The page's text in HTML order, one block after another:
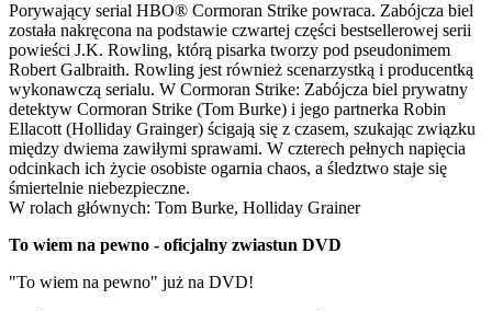
Porywający serial HBO® Cormoran Strike powraca. Zabójcza biel
została nakręcona na podstawie czwartej części bestsellerowej serii
powieści J.K. Rowling, którą pisarka tworzy pod pseudonimem
Robert Galbraith. Rowling jest również scenarzystką i producentką
wykonawczą serialu. W Cormoran Strike: Zabójcza biel prywatny
detektyw Cormoran Strike (Tom Burke) i jego partnerka Robin
Ellacott (Holliday Grainger) ścigają się z czasem, szukając związku
między dwiema zawiłymi sprawami. W czterech pełnych napięcia
odcinkach ich życie osobiste ogarnia chaos, a śledztwo staje się
śmiertelnie niebezpieczne.
W rolach głównych: Tom Burke, Holliday Grainer
To wiem na pewno - oficjalny zwiastun DVD
"To wiem na pewno" już na DVD!